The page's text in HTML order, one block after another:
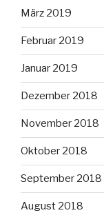
März 2019
Februar 2019
Januar 2019
Dezember 2018
November 2018
Oktober 2018
September 2018
August 2018